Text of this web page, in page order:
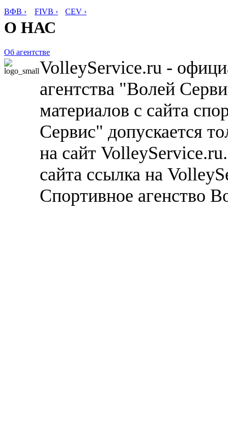
ВФВ › FIVB › CEV ›
О НАС
Об агентстве
VolleyService.ru -
агентства "Волей
материалов с сайта
Сервис" допускается
на сайт
сайта ссылка на
Спортивное агенство